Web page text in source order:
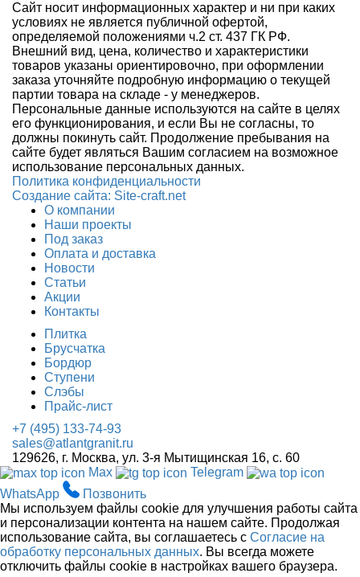
Сайт носит информационных характер и ни при каких
условиях не является публичной офертой,
определяемой положениями ч.2 ст. 437 ГК РФ.
Внешний вид, цена, количество и характеристики
товаров указаны ориентировочно, при оформлении
заказа уточняйте подробную информацию о текущей
партии товара на складе - у менеджеров.
Персональные данные используются на сайте в целях
его функционирования, и если Вы не согласны, то
должны покинуть сайт. Продолжение пребывания на
сайте будет являться Вашим согласием на возможное
использование персональных данных.
Политика конфиденциальности
Создание сайтa: Site-craft.net
О компании
Наши проекты
Под заказ
Оплата и доставка
Новости
Статьи
Акции
Контакты
Плитка
Брусчатка
Бордюр
Ступени
Слэбы
Прайс-лист
+7 (495) 133-74-93
sales@atlantgranit.ru
129626, г. Москва, ул. 3-я Мытищинская 16, с. 60
Max
Telegram
WhatsApp
Позвонить
Мы используем файлы cookie для улучшения работы сайта
и персонализации контента на нашем сайте. Продолжая
использование сайта, вы соглашаетесь с Согласие на
обработку персональных данных. Вы всегда можете
отключить файлы cookie в настройках вашего браузера.